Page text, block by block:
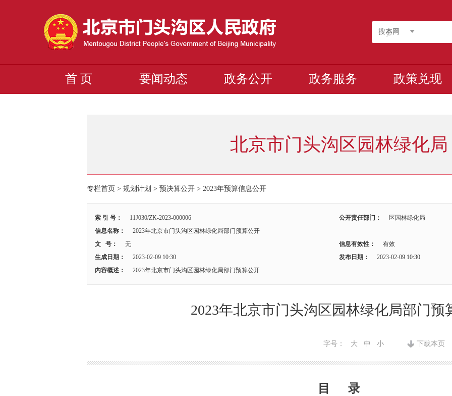
搜本网
首 页 要闻动态 政务公开 政务服务 政策兑现
北京市门头沟区园林绿化局
专栏首页 > 规划计划 > 预决算公开 > 2023年预算信息公开
索 引 号： 11J030/ZK-2023-000006 公开责任部门：
区园林绿化局
信息名称：
2023年北京市门头沟区园林绿化局部门预算公开
文 号：
无 信息有效性：
有效
生成日期：
2023-02-09 10:30 发布日期：
2023-02-09 10:30
内容概述：
2023年北京市门头沟区园林绿化局部门预算公开
2023年北京市门头沟区园林绿化局部门预
下载本页
字号： 大 中 小
目 录